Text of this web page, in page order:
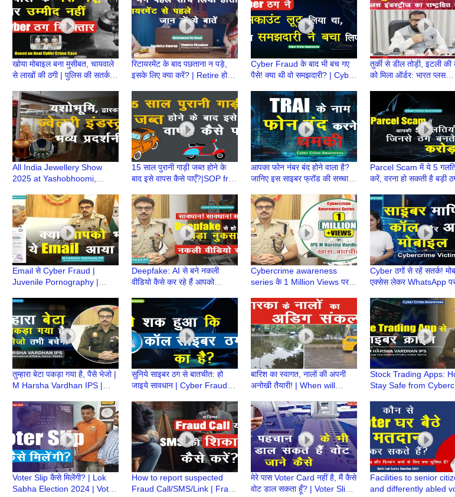
IPS
IPS
खोया मोबाइल बना मुसीबत, चायवाले
से लाखों की ठगी | पुलिस की सतर्कता
Story
रिटायरमेंट के बाद पछताना न पड़े,
इसके लिए क्या करें? | Retire होने
Baad
Cyber Fraud के बाद भी बच गए
पैसे! क्या थी वो समझदारी? | Cyber
ने किया कमाल
तुर्की से डील तोड़ी, इटली की
को मिला ऑर्डर: भारत प्लस
All India Jewellery Show
2025 at Yashobhoomi,
Gold Manufacturers
15 साल पुरानी गाड़ी जब्त होने के
बाद इसे वापस कैसे पाएँ?|SOP fr
Seized
आपका फोन नंबर बंद होने वाला है?
जानिए इस साइबर फ्रॉड की सच्चाई |
Parcel Scam में ये 5
करें, वरना हो सकती है बड़ी
Email से Cyber Fraud |
Juvenile Pornography |
Abuse |M Harsha Vardhan
IPS
Deepfake: AI से बने नकली
वीडियो कैसे कर रहे हैं आपको
Vardhan | CyberSuraksha
Cybercrime awareness
series के 1 Million Views पर
ख़ास बातचीत | CyberSuraksha
Cyber ठगों से रहें सतर्क!
एक्सेस लेकर WhatsApp पर
Story
तुम्हारा बेटा पकड़ा गया है, पैसे भेजो |
M Harsha Vardhan IPS |
#awareness
सुनिये साइबर ठग से बातचीत: हो
जाइये सावधान | Cyber Fraud
Credit Card Fraud
बारिश का स्वागत, नालों की अपनी
अनोखी तैयारी! | When will
Waterlogging
Stock Trading Apps:
Stay Safe from
Cybercrime
Voter Slip कैसे मिलेंगी? | Lok
Sabha Election 2024 | Voter
How to report suspected
Fraud Call/SMS/Link | Fraud
मेरे पास Voter Card नहीं है, मैं कैसे
वोट डाल सकता हूँ? | Voter Slip |
Facilities to senior
and differently abled